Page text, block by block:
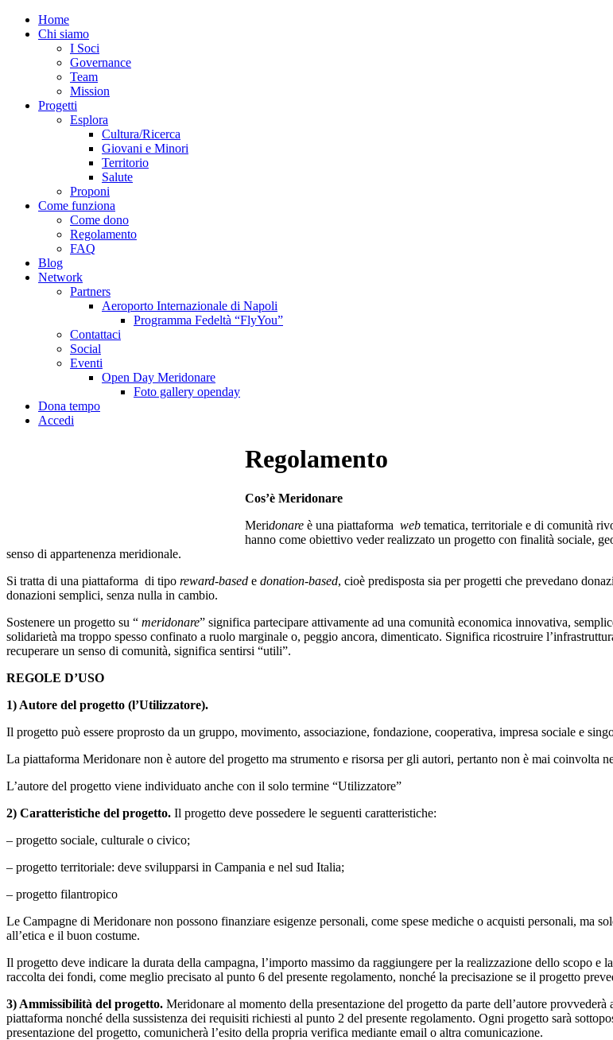
Home
Chi siamo
I Soci
Governance
Team
Mission
Progetti
Esplora
Cultura/Ricerca
Giovani e Minori
Territorio
Salute
Proponi
Come funziona
Come dono
Regolamento
FAQ
Blog
Network
Partners
Aeroporto Internazionale di Napoli
Programma Fedeltà “FlyYou”
Contattaci
Social
Eventi
Open Day Meridonare
Foto gallery openday
Dona tempo
Accedi
Regolamento
Cos’è Meridonare
Meridonare è una piattaforma web tematica, territoriale e di comunità
hanno come obiettivo veder realizzato un progetto con finalità sociale,
senso di appartenenza meridionale.
Si tratta di una piattaforma di tipo reward-based e donation-based, cioè predisposta sia per progetti che prevedano
donazioni semplici, senza nulla in cambio.
Sostenere un progetto su “ meridonare” significa partecipare attivamente ad una comunità economica innovativa,
solidarietà ma troppo spesso confinato a ruolo marginale o, peggio ancora, dimenticato. Significa ricostruire
recuperare un senso di comunità, significa sentirsi “utili”.
REGOLE D’USO
1) Autore del progetto (l’Utilizzatore).
Il progetto può essere proprosto da un gruppo, movimento, associazione, fondazione, cooperativa, impresa sociale e
La piattaforma Meridonare non è autore del progetto ma strumento e risorsa per gli autori, pertanto non è mai coinvolta
L’autore del progetto viene individuato anche con il solo termine “Utilizzatore”
2) Caratteristiche del progetto. Il progetto deve possedere le seguenti caratteristiche:
– progetto sociale, culturale o civico;
– progetto territoriale: deve svilupparsi in Campania e nel sud Italia;
– progetto filantropico
Le Campagne di Meridonare non possono finanziare esigenze personali, come spese mediche o acquisti personali, ma
all’etica e il buon costume.
Il progetto deve indicare la durata della campagna, l’importo massimo da raggiungere per la realizzazione dello scopo
raccolta dei fondi, come meglio precisato al punto 6 del presente regolamento, nonché la precisazione se il progetto
3) Ammissibilità del progetto. Meridonare al momento della presentazione del progetto da parte dell’autore
piattaforma nonché della sussistenza dei requisiti richiesti al punto 2 del presente regolamento. Ogni progetto sarà
presentazione del progetto, comunicherà l’esito della propria verifica mediante email o altra comunicazione.